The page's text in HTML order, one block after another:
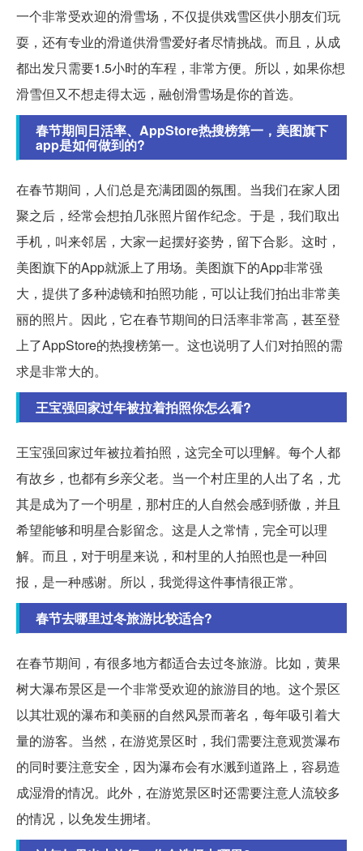
一个非常受欢迎的滑雪场，不仅提供戏雪区供小朋友们玩
耍，还有专业的滑道供滑雪爱好者尽情挑战。而且，从成
都出发只需要1.5小时的车程，非常方便。所以，如果你想
滑雪但又不想走得太远，融创滑雪场是你的首选。
春节期间日活率、AppStore热搜榜第一，美图旗下
app是如何做到的?
在春节期间，人们总是充满团圆的氛围。当我们在家人团
聚之后，经常会想拍几张照片留作纪念。于是，我们取出
手机，叫来邻居，大家一起摆好姿势，留下合影。这时，
美图旗下的App就派上了用场。美图旗下的App非常强
大，提供了多种滤镜和拍照功能，可以让我们拍出非常美
丽的照片。因此，它在春节期间的日活率非常高，甚至登
上了AppStore的热搜榜第一。这也说明了人们对拍照的需
求是非常大的。
王宝强回家过年被拉着拍照你怎么看?
王宝强回家过年被拉着拍照，这完全可以理解。每个人都
有故乡，也都有乡亲父老。当一个村庄里的人出了名，尤
其是成为了一个明星，那村庄的人自然会感到骄傲，并且
希望能够和明星合影留念。这是人之常情，完全可以理
解。而且，对于明星来说，和村里的人拍照也是一种回
报，是一种感谢。所以，我觉得这件事情很正常。
春节去哪里过冬旅游比较适合?
在春节期间，有很多地方都适合去过冬旅游。比如，黄果
树大瀑布景区是一个非常受欢迎的旅游目的地。这个景区
以其壮观的瀑布和美丽的自然风景而著名，每年吸引着大
量的游客。当然，在游览景区时，我们需要注意观赏瀑布
的同时要注意安全，因为瀑布会有水溅到道路上，容易造
成湿滑的情况。此外，在游览景区时还需要注意人流较多
的情况，以免发生拥堵。